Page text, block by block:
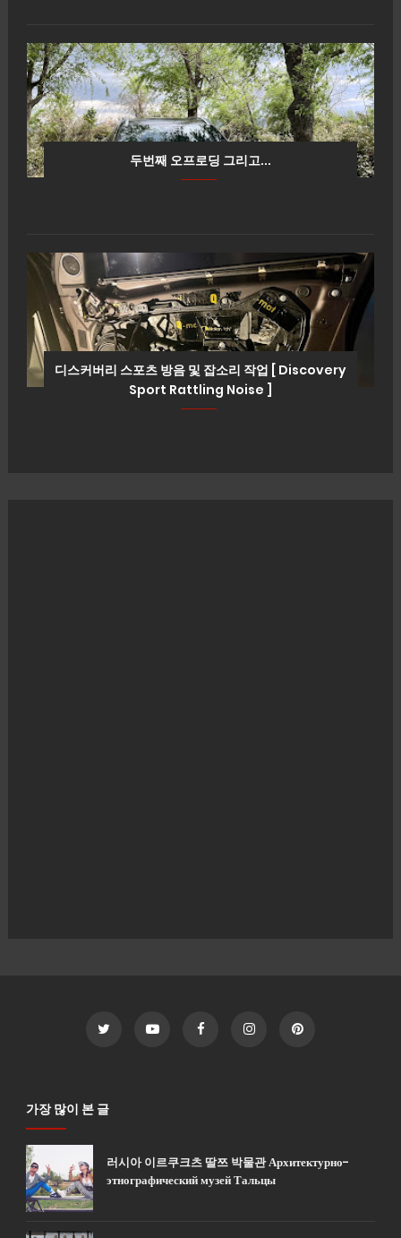
두번째 오프로딩 그리고...
디스커버리 스포츠 방음 및 잡소리 작업 [ Discovery
Sport Rattling Noise ]
가장 많이 본 글
러시아 이르쿠크츠 딸쯔 박물관 Архитектурно-
этнографический музей Тальцы